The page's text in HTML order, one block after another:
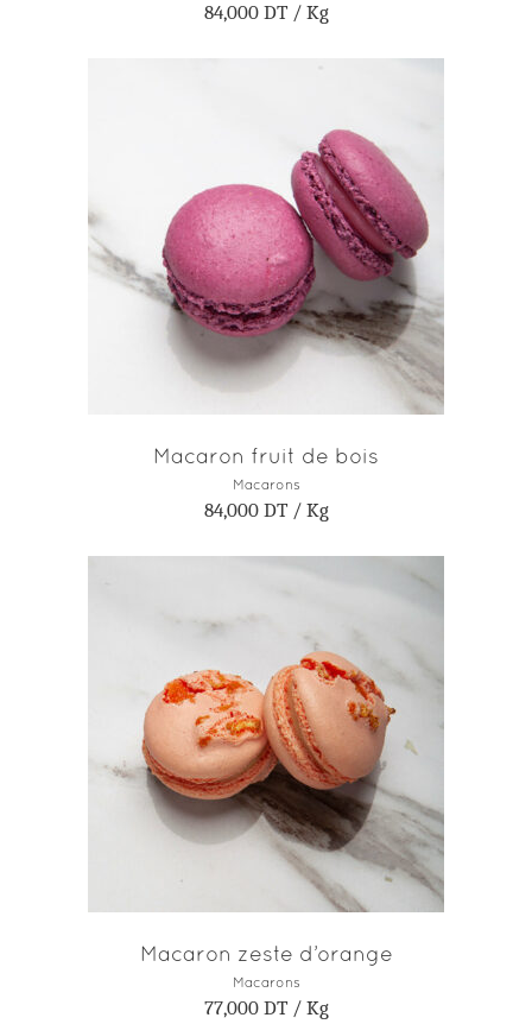
84,000DT / Kg
AJOUTER AU PANIER
Macaron fruit de bois
Macarons
84,000DT / Kg
AJOUTER AU PANIER
Macaron zeste d’orange
Macarons
77,000DT / Kg